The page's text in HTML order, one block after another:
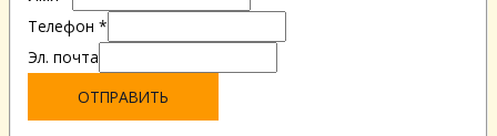
Телефон *
Эл. почта
ОТПРАВИТЬ